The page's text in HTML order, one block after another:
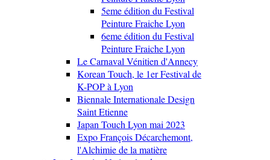
5eme édition du Festival
Peinture Fraiche Lyon
6eme édition du Festival
Peinture Fraiche Lyon
Le Carnaval Vénitien d'Annecy
Korean Touch, le 1er Festival de
K-POP à Lyon
Biennale Internationale Design
Saint Etienne
Japan Touch Lyon mai 2023
Expo François Décarchemont,
l'Alchimie de la matière